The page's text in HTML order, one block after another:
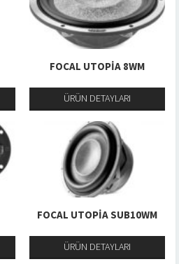
FOCAL UTOPIA 8WM
ÜRÜN DETAYLARI
FOCAL UTOPIA SUB10WM
ÜRÜN DETAYLARI